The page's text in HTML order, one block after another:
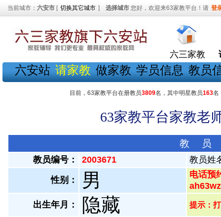
当前城市： 六安市 [ 切换其它城市 ] 选择城市 您好，欢迎来63家教平台！请 登
六三家教
六安站 请家教 做家教 学员信息 教员
目前，63家教平台在册教员3809名，其中明星教员163名
63家教平台家教老
教 员
教员编号： 2003671 教员姓
性别： 男
电话预
出生年月：
隐藏 提示：